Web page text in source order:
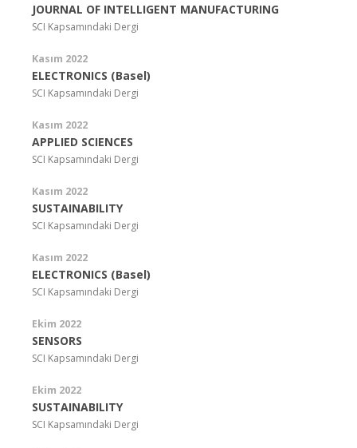
JOURNAL OF INTELLIGENT MANUFACTURING
SCI Kapsamındaki Dergi
Kasım 2022
ELECTRONICS (Basel)
SCI Kapsamındaki Dergi
Kasım 2022
APPLIED SCIENCES
SCI Kapsamındaki Dergi
Kasım 2022
SUSTAINABILITY
SCI Kapsamındaki Dergi
Kasım 2022
ELECTRONICS (Basel)
SCI Kapsamındaki Dergi
Ekim 2022
SENSORS
SCI Kapsamındaki Dergi
Ekim 2022
SUSTAINABILITY
SCI Kapsamındaki Dergi